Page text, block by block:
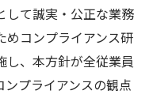
て誠実・公正な業務
めコンプライアンス研
し、本方針が全従業員
プライアンスの観点